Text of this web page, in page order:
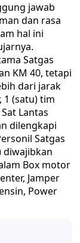
jawab
dan rasa
hal ini
Satgas
KM 40, tetapi
dari jarak
1 (satu) tim
Lantas
dilengkapi
Satgas
diwajibkan
Box motor
Jamper
Power